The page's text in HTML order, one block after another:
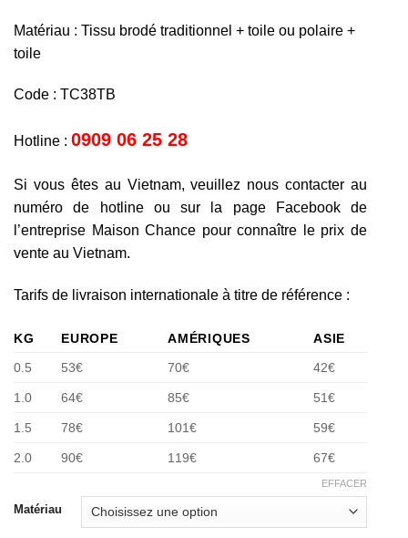
Matériau : Tissu brodé traditionnel + toile ou polaire +
toile
Code : TC38TB
Hotline : 0909 06 25 28
Si vous êtes au Vietnam, veuillez nous contacter au
numéro de hotline ou sur la page Facebook de
l’entreprise Maison Chance pour connaître le prix de
vente au Vietnam.
Tarifs de livraison internationale à titre de référence :
KG EUROPE AMÉRIQUES
ASIE
0.5
53€ 70€ 42€
1.0 64€ 85€ 51€
1.5 78€ 101€ 59€
2.0 90€ 119€ 67€
Matériau
EFFACER